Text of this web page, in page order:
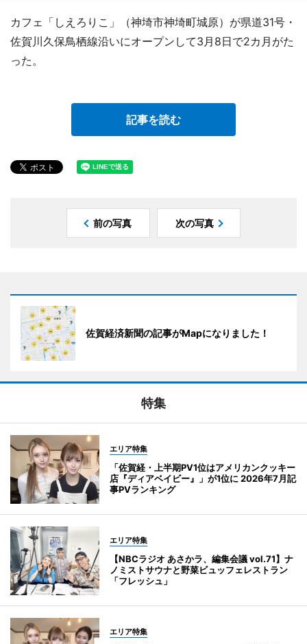
カフェ「しえろりこ」（神埼市神埼町城原）が県道31号・
佐賀川久保鳥栖線沿いにオープンして3月8日で2カ月がた
った。
記事を読む
前の写真 次の写真
佐賀経済新聞の記事がMapになりました！
特集
エリア特集
「佐賀経・上半期PV1位はアメリカンクッキー
店『ディアベイビー』」が1位に 2026年7月記
事PVランキング
エリア特集
【NBCラジオ あさかラ、編集会議 vol.71】ナ
ノミストサウナと野菜ビュッフェレストラン
「フレッシュ」
エリア特集